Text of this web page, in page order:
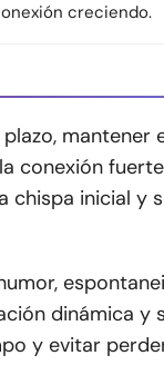
creciendo.
mantener
conexión
chispa inicial y
dinámica
y evitar